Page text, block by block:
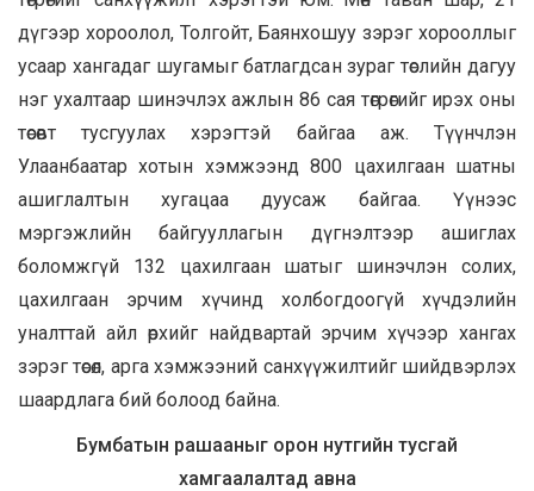
дүгээр хороолол, Толгойт, Баянхошуу зэрэг хорооллыг
усаар хангадаг шугамыг батлагдсан зураг төслийн дагуу
нэг ухалтаар шинэчлэх ажлын 86 сая төгрөгийг ирэх оны
төсөвт тусгуулах хэрэгтэй байгаа аж. Түүнчлэн
Улаанбаатар хотын хэмжээнд 800 цахилгаан шатны
ашиглалтын хугацаа дуусаж байгаа. Үүнээс
мэргэжлийн байгууллагын дүгнэлтээр ашиглах
боломжгүй 132 цахилгаан шатыг шинэчлэн солих,
цахилгаан эрчим хүчинд холбогдоогүй хүчдэлийн
уналттай айл өрхийг найдвартай эрчим хүчээр хангах
зэрэг төсөл, арга хэмжээний санхүүжилтийг шийдвэрлэх
шаардлага бий болоод байна.
Бумбатын рашааныг орон нутгийн тусгай
хамгаалалтад авна